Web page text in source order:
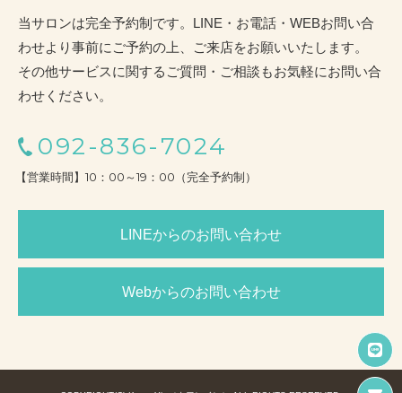
当サロンは完全予約制です。LINE・お電話・WEBお問い合
わせより事前にご予約の上、ご来店をお願いいたします。
その他サービスに関するご質問・ご相談もお気軽にお問い合
わせください。
092-836-7024
【営業時間】10：00～19：00（完全予約制）
LINEからのお問い合わせ
Webからのお問い合わせ